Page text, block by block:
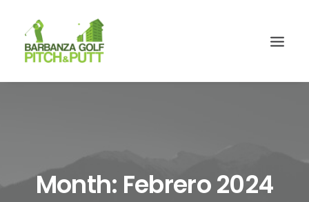
Month: Febrero 2024